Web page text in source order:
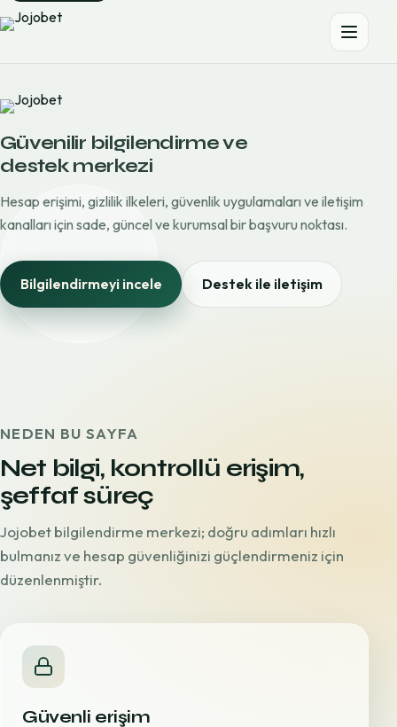
Güvenilir bilgilendirme ve
destek merkezi
Hesap erişimi, gizlilik ilkeleri, güvenlik uygulamaları ve iletişim
kanalları için sade, güncel ve kurumsal bir başvuru noktası.
Bilgilendirmeyi incele Destek ile iletişim
NEDEN BU SAYFA
Net bilgi, kontrollü erişim,
şeffaf süreç
Jojobet bilgilendirme merkezi; doğru adımları hızlı
bulmanız ve hesap güvenliğinizi güçlendirmeniz için
düzenlenmiştir.
Güvenli erişim